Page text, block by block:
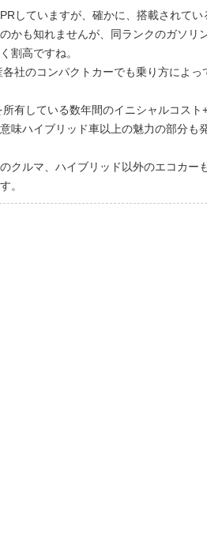
していますが、確かに、搭載されてい
かも知れませんが、同ランクのガソリ
割高ですね。
社のコンパクトカーでも乗り方によっ
有している数年間のイニシャルコスト
味ハイブリッド車以上の魅力の部分も
クルマ、ハイブリッド以外のエコカー
。